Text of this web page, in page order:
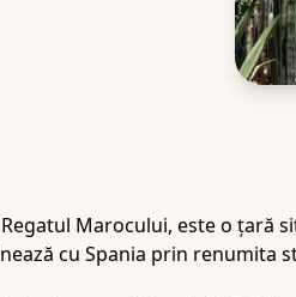
Marocului, este o ţară
cu Spania prin renumita